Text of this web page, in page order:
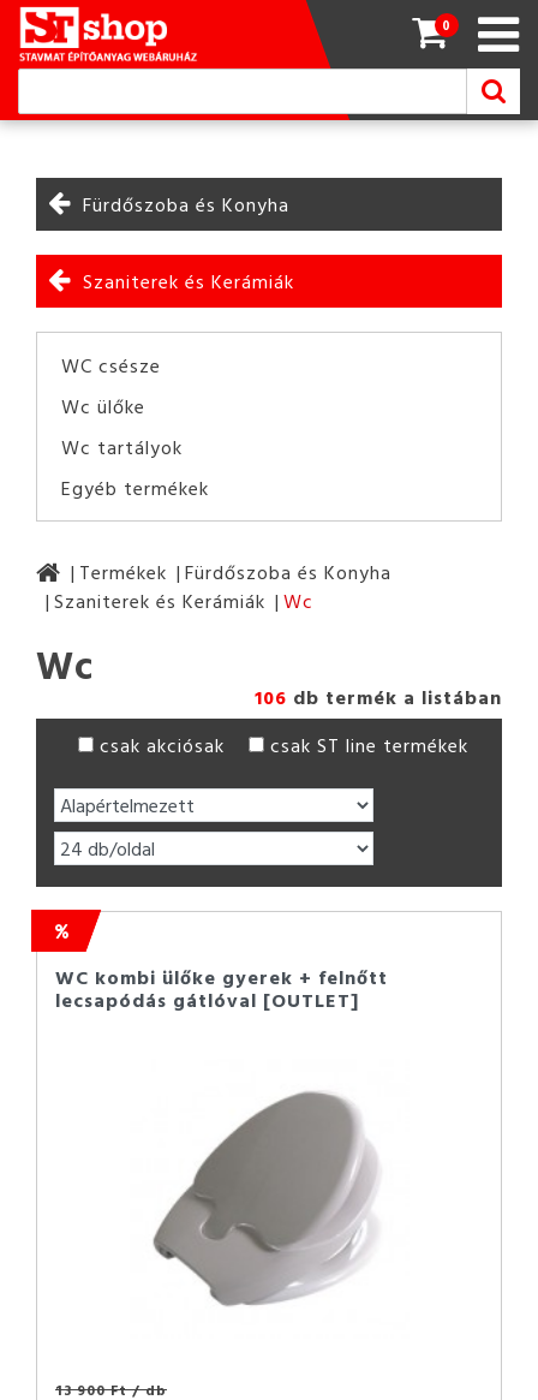
0
Fürdőszoba és Konyha
Szaniterek és Kerámiák
WC csésze
Wc ülőke
Wc tartályok
Egyéb termékek
Termékek
Fürdőszoba és Konyha
Szaniterek és Kerámiák
Wc
Wc
106 db termék a listában
csak akciósak
csak ST line termékek
WC kombi ülőke gyerek + felnőtt
lecsapódás gátlóval [OUTLET]
13 900 Ft/ db